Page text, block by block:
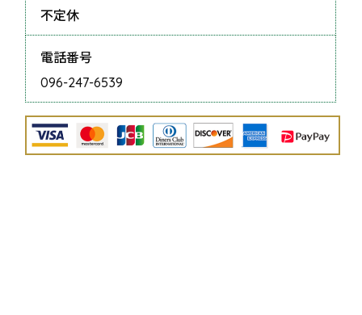
不定休
電話番号
096-247-6539